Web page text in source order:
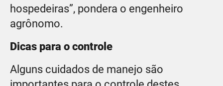
hospedeiras”, pondera o engenheiro
agrônomo.
Dicas para o controle
Alguns cuidados de manejo são